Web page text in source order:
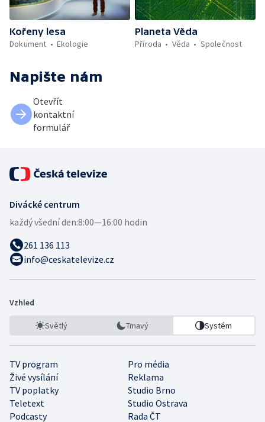
Kořeny lesa
Dokument
Ekologie
Planeta Věda
Příroda
Věda Společnost
Napište nám
Otevřít
kontaktní
formulář
Divácké centrum
každý všední den:8:00—16:00 hodin
261 136 113
info@ceskatelevize.cz
Vzhled
Světlý Tmavý Systém
TV program
Pro média
Živé vysílání
Reklama
TV poplatky
Studio Brno
Teletext
Studio Ostrava
Podcasty
Rada ČT